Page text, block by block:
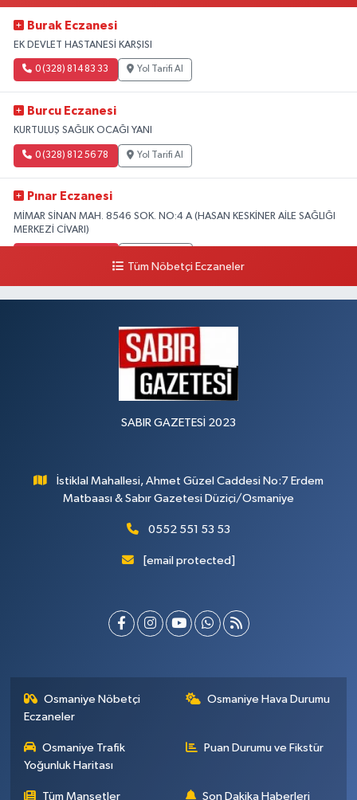
Burak Eczanesi
EK DEVLET HASTANESİ KARŞISI
0 (328) 814 83 33 Yol Tarifi Al
Burcu Eczanesi
KURTULUŞ SAĞLIK OCAĞI YANI
0 (328) 812 56 78 Yol Tarifi Al
Pınar Eczanesi
MİMAR SİNAN MAH. 8546 SOK. NO:4 A (HASAN KESKİNER AİLE SAĞLIĞI
MERKEZİ CİVARI)
Tüm Nöbetçi Eczaneler
SABIR GAZETESİ 2023
İstiklal Mahallesi, Ahmet Güzel Caddesi No:7 Erdem
Matbaası & Sabır Gazetesi Düziçi/Osmaniye
0552 551 53 53
[email protected]
Osmaniye Nöbetçi
Eczaneler
Osmaniye Hava Durumu
Osmaniye Trafik
Yoğunluk Haritası
Puan Durumu ve Fikstür
Tüm Manşetler Son Dakika Haberleri